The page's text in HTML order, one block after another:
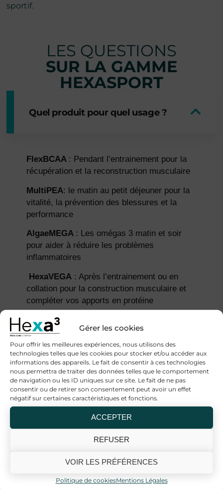
Gérer les cookies
Pour offrir les meilleures expériences, nous utilisons des
technologies telles que les cookies pour stocker et/ou accéder aux
informations des appareils. Le fait de consentir à ces technologies
nous permettra de traiter des données telles que le comportement
de navigation ou les ID uniques sur ce site. Le fait de ne pas
consentir ou de retirer son consentement peut avoir un effet
négatif sur certaines caractéristiques et fonctions.
ACCEPTER
REFUSER
VOIR LES PRÉFÉRENCES
Politique de cookiesMentions Légales
sportif.
LES QUESTIONS
SUR LA GAMME
HEXASPORT
Quel produit pour quel usage ?
FlexBCAA : Pendant l’entrainement pour la
récupération et la reconstruction musculaire
MultiPEA: le matin au petit déjeuner pour la
vitalité, la prévention des blessures et la
performance
AlgaeMEGA : Les omégas 3 matin et soir
pour aider à réduire les problèmes
inflammatoires
HexaVEGA : Après l’entrainement ou en
collation pour la construction musculaire et
compléter vos apports en protéine
Hexafuze Sport
détendre vos muscles et pour faciliter la
régénération des tissus abimés (tendons,
ligaments, articulations) On peut combiner
plusieurs produits pour une meilleure
synergie.
puis-je combiner un produit CBD
avec un produit sport ?